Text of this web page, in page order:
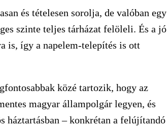
és tételesen sorolja, de valóban egy
szinte teljes tárházat felöleli. És a jó
is, így a napelem-telepítés is ott
közé tartozik, hogy az
magyar állampolgár legyen, és
háztartásban – konkrétan a felújítandó